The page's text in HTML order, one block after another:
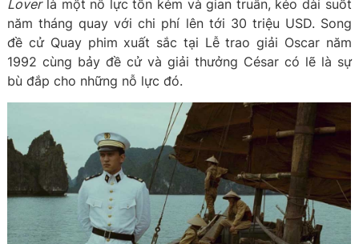
Loverlà một nỗ lực tốn kém và gian truân, kéo dài suốt
năm tháng quay với chi phí lên tới 30 triệu USD. Song
đề cử Quay phim xuất sắc tại Lễ trao giải Oscar năm
1992 cùng bảy đề cử và giải thưởng César có lẽ là sự
bù đắp cho những nỗ lực đó.